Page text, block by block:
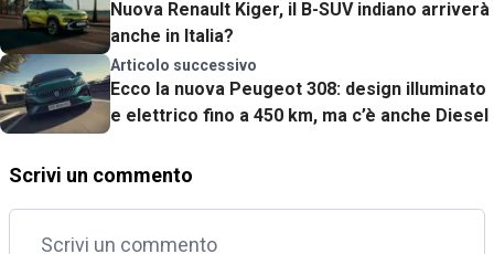
Nuova Renault Kiger, il B-SUV indiano arriverà
anche in Italia?
Articolo successivo
Ecco la nuova Peugeot 308: design illuminato
e elettrico fino a 450 km, ma c’è anche Diesel
Scrivi un commento